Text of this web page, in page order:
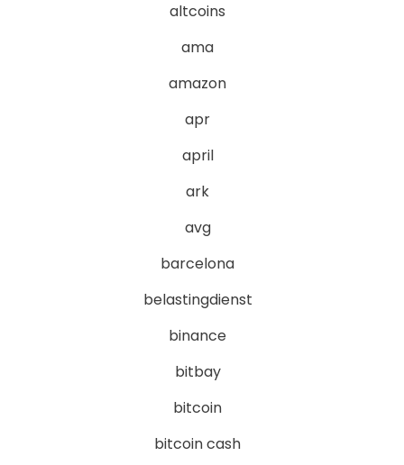
altcoins
ama
amazon
apr
april
ark
avg
barcelona
belastingdienst
binance
bitbay
bitcoin
bitcoin cash